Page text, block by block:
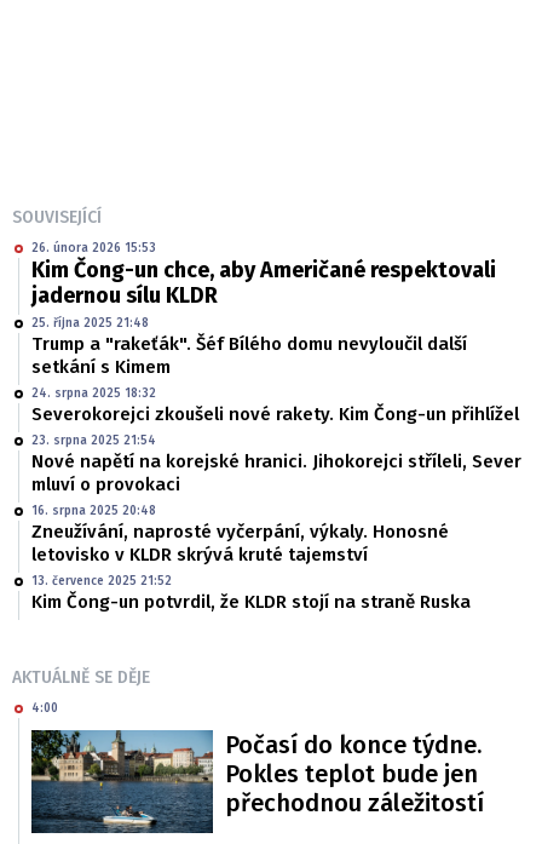
SOUVISEJÍCÍ
26. února 2026 15:53
Kim Čong-un chce, aby Američané respektovali
jadernou sílu KLDR
25. října 2025 21:48
Trump a "rakeťák". Šéf Bílého domu nevyloučil další
setkání s Kimem
24. srpna 2025 18:32
Severokorejci zkoušeli nové rakety. Kim Čong-un přihlížel
23. srpna 2025 21:54
Nové napětí na korejské hranici. Jihokorejci stříleli, Sever
mluví o provokaci
16. srpna 2025 20:48
Zneužívání, naprosté vyčerpání, výkaly. Honosné
letovisko v KLDR skrývá kruté tajemství
13. července 2025 21:52
Kim Čong-un potvrdil, že KLDR stojí na straně Ruska
AKTUÁLNĚ SE DĚJE
4:00
Počasí do konce týdne.
Pokles teplot bude jen
přechodnou záležitostí